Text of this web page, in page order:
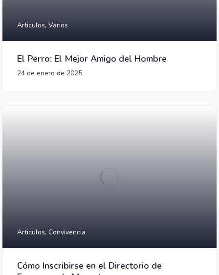
Articulos, Varios
El Perro: El Mejor Amigo del Hombre
24 de enero de 2025
Articulos, Convivencia
Cómo Inscribirse en el Directorio de